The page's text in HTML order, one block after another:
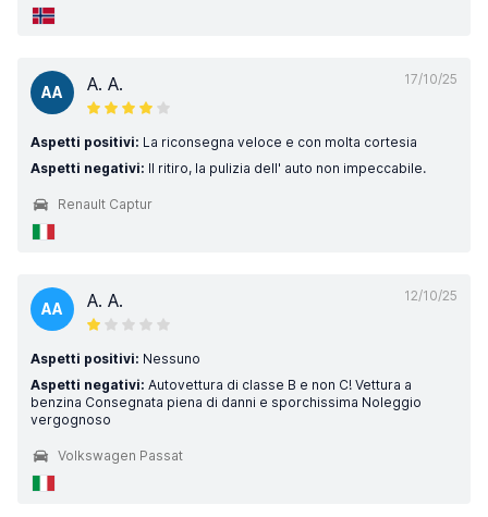
17/10/25
AA A. A.
Aspetti positivi: La riconsegna veloce e con molta cortesia
Aspetti negativi: Il ritiro, la pulizia dell' auto non impeccabile.
Renault Captur
12/10/25
AA A. A.
Aspetti positivi: Nessuno
Aspetti negativi: Autovettura di classe B e non C! Vettura a
benzina Consegnata piena di danni e sporchissima Noleggio
vergognoso
Volkswagen Passat